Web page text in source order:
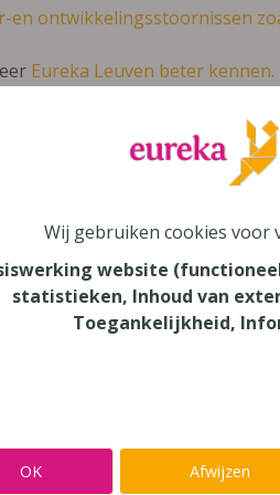
en ontwikkelingsstoornissen
Eureka Leuven beter kennen.
in je talent'
en lees meer
de Coeur 3
Wij gebruiken cookies voor
website
statistieken, Inhoud van
Toegankelijkheid,
OK Afwijzen